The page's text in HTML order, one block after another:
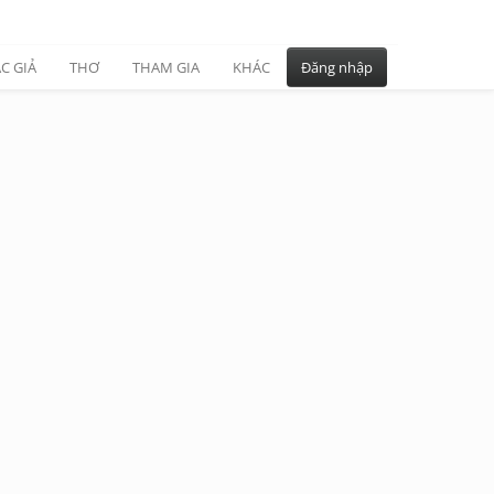
GIẢ THƠ THAM GIA KHÁC Đăng nhập